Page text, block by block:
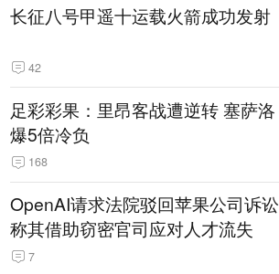
长征八号甲遥十运载火箭成功发射
42
足彩彩果：里昂客战遭逆转 塞萨洛
爆5倍冷负
168
OpenAI请求法院驳回苹果公司诉讼
称其借助窃密官司应对人才流失
7